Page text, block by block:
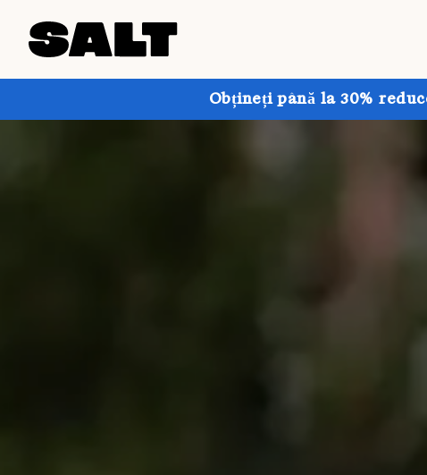
Obțineți până la 30%